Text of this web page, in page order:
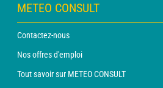
METEO CONSULT
Contactez-nous
Nos offres d'emploi
Tout savoir sur METEO CONSULT